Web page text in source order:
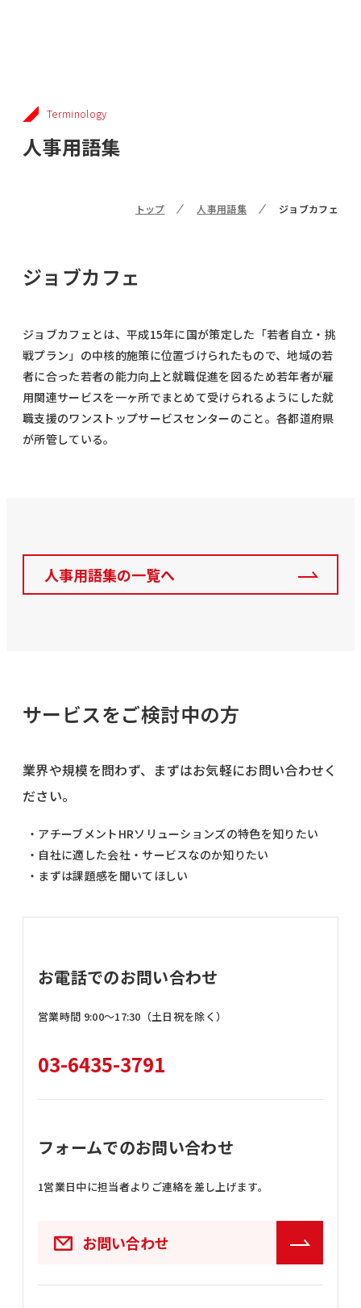
Terminology
人事用語集
トップ 人事用語集 ジョブカフェ
ジョブカフェ
ジョブカフェとは、平成15年に国が策定した「若者自立・挑
戦プラン」の中核的施策に位置づけられたもので、地域の若
者に合った若者の能力向上と就職促進を図るため若年者が雇
用関連サービスを一ヶ所でまとめて受けられるようにした就
職支援のワンストップサービスセンターのこと。各都道府県
が所管している。
人事用語集の一覧へ
サービスをご検討中の方
業界や規模を問わず、まずはお気軽にお問い合わせく
ださい。
・アチーブメントHRソリューションズの特色を知りたい
・自社に適した会社・サービスなのか知りたい
・まずは課題感を聞いてほしい
お電話でのお問い合わせ
営業時間 9:00〜17:30（土日祝を除く）
03-6435-3791
フォームでのお問い合わせ
1営業日中に担当者よりご連絡を差し上げます。
お問い合わせ